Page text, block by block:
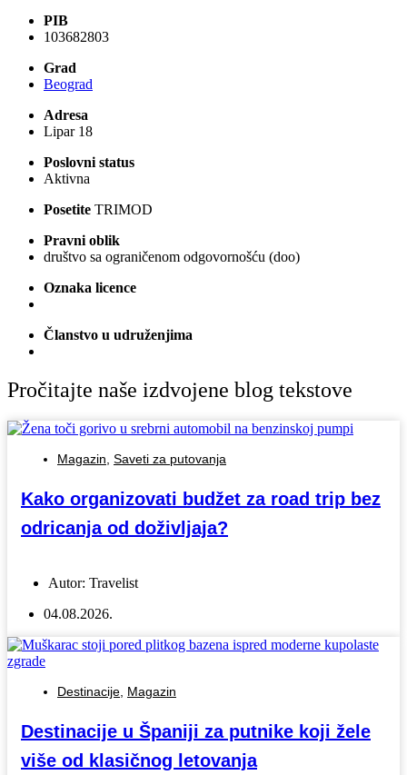
PIB
103682803
Grad
Beograd
Adresa
Lipar 18
Poslovni status
Aktivna
Posetite TRIMOD
Pravni oblik
društvo sa ograničenom odgovornošću (doo)
Oznaka licence
Članstvo u udruženjima
Pročitajte naše izdvojene blog tekstove
Magazin Saveti za putovanja
Kako organizovati budžet za road trip bez
odricanja od doživljaja?
Autor: Travelist
04.08.2026.
Destinacije Magazin
Destinacije u Španiji za putnike koji žele
više od klasičnog letovanja